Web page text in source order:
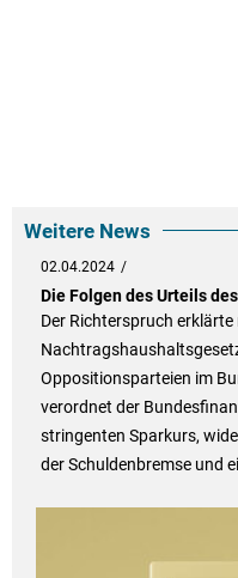
Weitere News
02.04.2024
Die Folgen des Urteils
Der Richterspruch
Oppositionsparteien im
verordnet der
stringenten Sparkurs,
der Schuldenbremse und